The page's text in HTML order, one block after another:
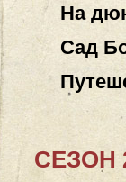
На
Сад
СЕЗОН